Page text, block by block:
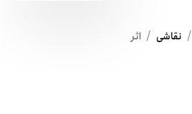
/ نقاشی / اثر